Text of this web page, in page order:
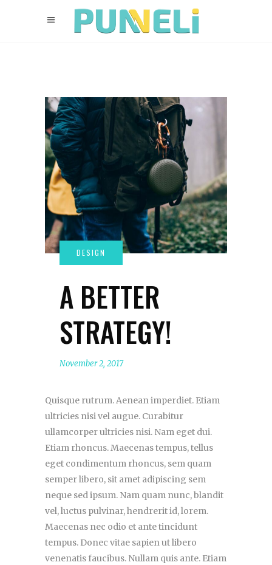
A BETTER
STRATEGY!
November 2, 2017
Quisque rutrum. Aenean imperdiet. Etiam
ultricies nisi vel augue. Curabitur
ullamcorper ultricies nisi. Nam eget dui.
Etiam rhoncus. Maecenas tempus, tellus
eget condimentum rhoncus, sem quam
semper libero, sit amet adipiscing sem
neque sed ipsum. Nam quam nunc, blandit
vel, luctus pulvinar, hendrerit id, lorem.
Maecenas nec odio et ante tincidunt
tempus. Donec vitae sapien ut libero
venenatis faucibus. Nullam quis ante. Etiam